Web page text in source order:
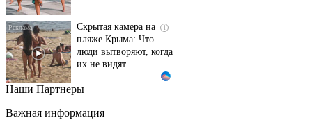
i
Скрытая камера на
пляже Крыма: Что
люди вытворяют, когда
их не видят...
Ролик длится
смеяться вы будете
Наши Партнеры
Важная информация